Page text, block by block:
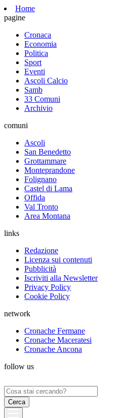
Home
pagine
Cronaca
Economia
Politica
Sport
Eventi
Ascoli Calcio
Samb
33 Comuni
Archivio
comuni
Ascoli
San Benedetto
Grottammare
Monteprandone
Folignano
Castel di Lama
Offida
Val Tronto
Area Montana
links
Redazione
Licenza sui contenuti
Pubblicità
Iscriviti alla Newsletter
Privacy Policy
Cookie Policy
network
Cronache Fermane
Cronache Maceratesi
Cronache Ancona
follow us
Ricerca
per: